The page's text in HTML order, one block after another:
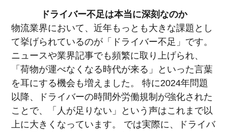
ドライバー不足は本当に深刻なのか
物流業界において、近年もっとも大きな課題とし
て挙げられているのが「ドライバー不足」です。
ニュースや業界記事でも頻繁に取り上げられ、
「荷物が運べなくなる時代が来る」といった言葉
を耳にする機会も増えました。 特に2024年問題
以降、ドライバーの時間外労働規制が強化された
ことで、「人が足りない」という声はこれまで以
上に大きくなっています。 では実際に、ドライバ